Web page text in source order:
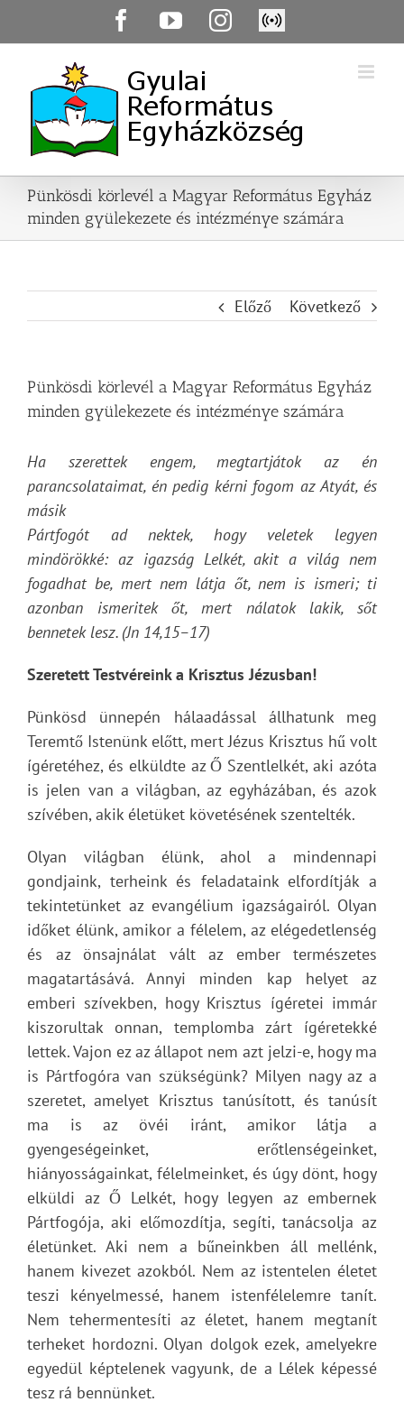
FacebookYouTubeInstagram
Élő
közvetítés
Pünkösdi körlevél a Magyar Református Egyház
minden gyülekezete és intézménye számára
Előző Következő
Pünkösdi körlevél a Magyar Református Egyház
minden gyülekezete és intézménye számára
Ha szerettek engem, megtartjátok az én
parancsolataimat, én pedig kérni fogom az Atyát, és
másik
Pártfogót ad nektek, hogy veletek legyen
mindörökké: az igazság Lelkét, akit a világ nem
fogadhat be, mert nem látja őt, nem is ismeri; ti
azonban ismeritek őt, mert nálatok lakik, sőt
bennetek lesz. (Jn 14,15–17)
Szeretett Testvéreink a Krisztus Jézusban!
Pünkösd ünnepén hálaadással állhatunk meg
Teremtő Istenünk előtt, mert Jézus Krisztus hű volt
ígéretéhez, és elküldte az Ő Szentlelkét, aki azóta
is jelen van a világban, az egyházában, és azok
szívében, akik életüket követésének szentelték.
Olyan világban élünk, ahol a mindennapi
gondjaink, terheink és feladataink elfordítják a
tekintetünket az evangélium igazságairól. Olyan
időket élünk, amikor a félelem, az elégedetlenség
és az önsajnálat vált az ember természetes
magatartásává. Annyi minden kap helyet az
emberi szívekben, hogy Krisztus ígéretei immár
kiszorultak onnan, templomba zárt ígéretekké
lettek. Vajon ez az állapot nem azt jelzi-e, hogy ma
is Pártfogóra van szükségünk? Milyen nagy az a
szeretet, amelyet Krisztus tanúsított, és tanúsít
ma is az övéi iránt, amikor látja a
gyengeségeinket, erőtlenségeinket,
hiányosságainkat, félelmeinket, és úgy dönt, hogy
elküldi az Ő Lelkét, hogy legyen az embernek
Pártfogója, aki előmozdítja, segíti, tanácsolja az
életünket. Aki nem a bűneinkben áll mellénk,
hanem kivezet azokból. Nem az istentelen életet
teszi kényelmessé, hanem istenfélelemre tanít.
Nem tehermentesíti az életet, hanem megtanít
terheket hordozni. Olyan dolgok ezek, amelyekre
egyedül képtelenek vagyunk, de a Lélek képessé
tesz rá bennünket.